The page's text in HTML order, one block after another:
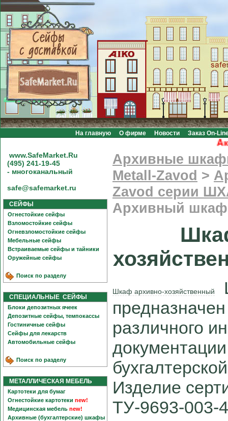
На главную О фирме Новости Заказ On-
www.SafeMarket.Ru
(495) 241-19-45
- многоканальный
safe@safemarket.ru
СЕЙФЫ
Огнестойкие сейфы
Взломостойкие сейфы
Огневзломостойкие сейфы
Мебельные сейфы
Встраиваемые сейфы и тайники
Оружейные сейфы
Поиск по разделу
СПЕЦИАЛЬНЫЕ СЕЙФЫ
Блоки депозитных ячеек
Депозитные сейфы, темпокассы
Гостиничные сейфы
Сейфы для лекарств
Автомобильные сейфы
Поиск по разделу
МЕТАЛЛИЧЕСКАЯ МЕБЕЛЬ
Картотеки для бумаг
Огнестойкие картотеки new!
Медицинская мебель new!
Архивные (бухгалтерские) шкафы
Архивные
Metall-Zavod >
Zavod серии
Архивный шкаф
Шкаф архивно-хозяйственный
различного
Изделие
ТУ-9693-003-